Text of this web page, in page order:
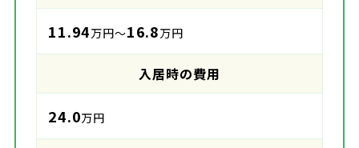
11.94万円～16.8万円
入居時の費用
24.0万円